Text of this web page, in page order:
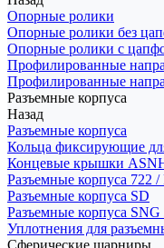
Опорные ролики
Опорные ролики без
Опорные ролики с
Профилированные
Профилированные
Разъемные корпуса
Назад
Разъемные корпуса
Кольца фиксирующие
Концевые крышки
Разъемные корпуса 722
Разъемные корпуса SD
Разъемные корпуса
Уплотнения для
Сферические шарниры